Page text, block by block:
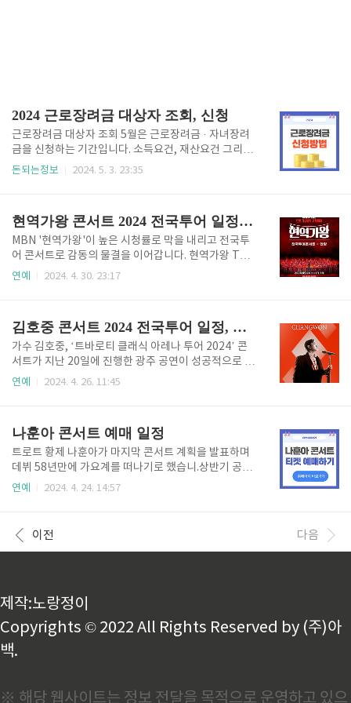
2024 근로장려금 대상자 조회, 신청
근로장려금 대상자 조회 5월은 근로장려금 · 자녀장려
금을 신청하는 기간입니다. 소득요건, 재산요건 그리고
가구구성 등 신청자격만 모두 맞다면 누구나 받을 수 있
번에 하실 수 있습니다.아래 버튼에서 조회해보시기 바
랍니다. 근로장학금 대상자 조회※ 홈택스 조회 서비스
로 연결됩니다 근로장려금 신청하기정기신청 기간 :
24년 5월 1일 ~ 5월 31일 기한 후 신청 기간 : 24년 6월
1일 ~ 11월30일 ※ 소득세 확정신고 의무가 있는 신청
1...
돈되는정보 2024. 5. 3. 23:35
현역가왕 콘서트 2024 전국투어 일정, 티켓예매
MBN '현역가왕'이 높은 시청률로 막을 내리고 전국투
어 콘서트로 감동의 물결을 이어갑니다. 현역가왕 TOP
7 전유진,마이진,김다현,린,박혜신,마리아,별사랑이 직
후에 공개될 예정입니다. 서울4월 20일 (토) 오후 1시,
7시올림픽 체조경기장안양5월 4일 (토) 오후 1시, 7시
안양 체육관창원5월 11일 (토) 오후 1시, 7시창원 컨벤
션센터광주5월 18일 (토) 오후 1시, 7시김대중 컨벤션
센터 전시장부산5월 25일 (토) 오후 1시, 7시부산벡스
연예 2024. 4. 30. 23:17
김호중 콘서트 2024 전국투어 일정, 예매하기
가수 김호중, ‘트바로티 클래식 아레나 투어 2024’ 콘
서트가 지난 20일에 진행한 광주 공연이 성공적으로 마
쳤습니다.앞으로 태백, 울산, 고양, 김천, 창원을 방문할
여대 유니버시아드 체육관4월 20일(토) 18시4월 21일
(일) 17시4월 8일(월) 20시예매하기태백태백고원체육
관4월 27일(토) 18시4월 28일(일) 17시4월 9일(화) 2
0시예매하기울산울산동천체육관5월 4일(토) 18시5월
5일(일) 17시4월 15일(화) 20시예매하기고양고양체
(화) 20시예매하기창원창원실내체육관..
연예 2024. 4. 26. 11:45
나훈아 콘서트 예매 일정
트로트 황제 나훈아가 마지막 콘서트 계획을 발표하며
데뷔 58년만에 가요계를 떠나기로 했습니.상반기 공연
일정과 함께 나훈아가 직접 전한 편지에서 은퇴를 발표
합니다. 나훈아 콘서트 일정, 예매나훈아 콘서트 일정
은 상반기 일정만 나온 상태이고 하반기 일정 추후 공개
기울산5월 18일(토)동천체육관예매하기창원6월 1일
관..
연예 2024. 4. 24. 14:57
이전 다음
제작:노랑정이
Copyrights © 2022 All Rights Reserved by (주)아
백.
※ 해당 웹사이트는 정보 전달을 목적으로 운영하고 있으